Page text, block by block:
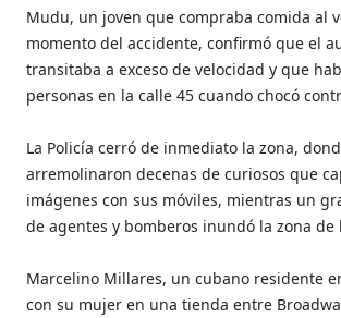
Mudu, un joven que compraba comida al
momento del accidente, confirmó que el
transitaba a exceso de velocidad y que
personas en la calle 45 cuando chocó
La Policía cerró de inmediato la zona,
arremolinaron decenas de curiosos que
imágenes con sus móviles, mientras un
de agentes y bomberos inundó la zona de
Marcelino Millares, un cubano residente
con su mujer en una tienda entre